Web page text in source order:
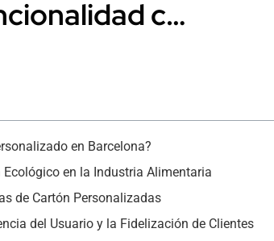
c…
en Barcelona?
en la Industria Alimentaria
de Cartón Personalizadas
del Usuario y la Fidelización de Clientes